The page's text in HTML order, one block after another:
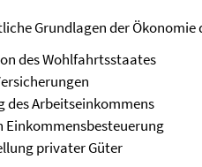
Grundlagen der Ökonomie
des Wohlfahrtsstaates
des Arbeitseinkommens
privater Güter